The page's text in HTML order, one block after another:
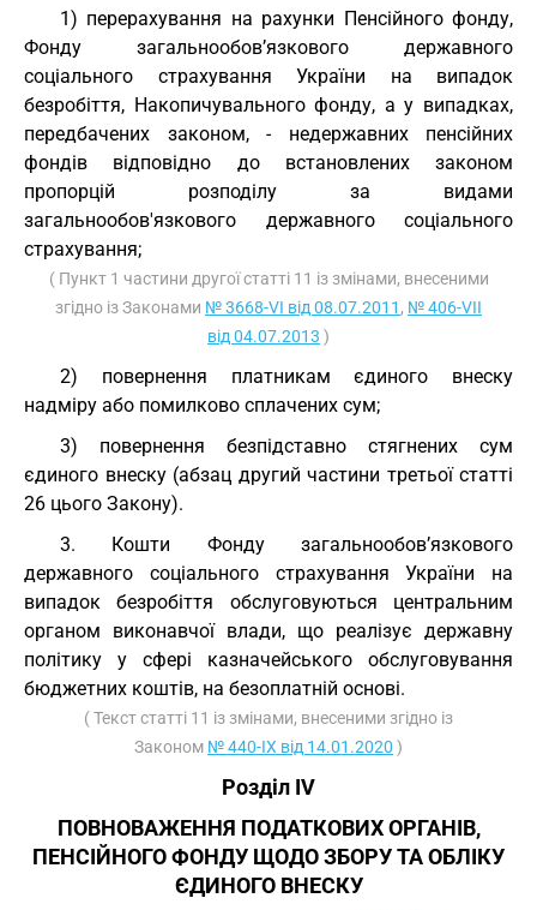
1) перерахування на рахунки Пенсійного фонду,
Фонду загальнообов’язкового державного
соціального страхування України на випадок
безробіття, Накопичувального фонду, а у випадках,
передбачених законом, - недержавних пенсійних
фондів відповідно до встановлених законом
пропорцій розподілу за видами
загальнообов'язкового державного соціального
страхування;
( Пункт 1 частини другої статті 11 із змінами, внесеними
згідно із Законами № 3668-VI від 08.07.2011 , № 406-VII
від 04.07.2013 )
2) повернення платникам єдиного внеску
надміру або помилково сплачених сум;
3) повернення безпідставно стягнених сум
єдиного внеску (абзац другий частини третьої статті
26 цього Закону).
3. Кошти Фонду загальнообов’язкового
державного соціального страхування України на
випадок безробіття обслуговуються центральним
органом виконавчої влади, що реалізує державну
політику у сфері казначейського обслуговування
бюджетних коштів, на безоплатній основі.
( Текст статті 11 із змінами, внесеними згідно із
Законом № 440-IX від 14.01.2020 )
Розділ IV
ПОВНОВАЖЕННЯ ПОДАТКОВИХ ОРГАНІВ,
ПЕНСІЙНОГО ФОНДУ ЩОДО ЗБОРУ ТА ОБЛІКУ
ЄДИНОГО ВНЕСКУ